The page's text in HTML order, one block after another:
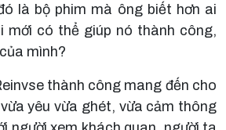
là bộ phim mà ông biết hơn ai
mới có thể giúp nó thành công,
mình?
thành công mang đến cho
yêu vừa ghét, vừa cảm thông